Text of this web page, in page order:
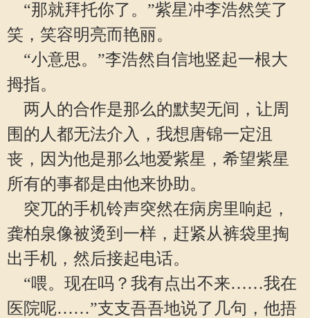
“那就拜托你了。”紫星冲李浩然笑了
笑，笑容明亮而艳丽。
“小意思。”李浩然自信地竖起一根大
拇指。
两人的合作是那么的默契无间，让周
围的人都无法介入，我想唐锦一定沮
丧，因为他是那么地爱紫星，希望紫星
所有的事都是由他来协助。
突兀的手机铃声突然在病房里响起，
龚柏泉像被烫到一样，赶紧从裤袋里掏
出手机，然后接起电话。
“喂。现在吗？我有点出不来……我在
医院呢……”支支吾吾地说了几句，他捂